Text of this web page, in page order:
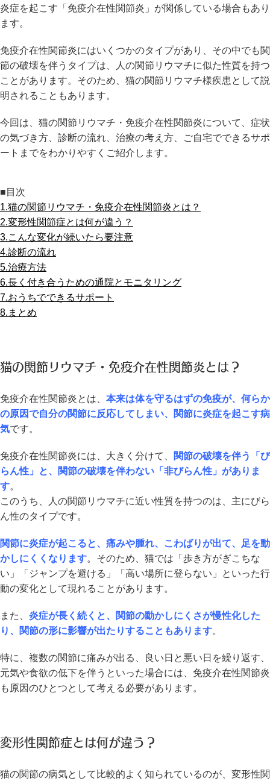
炎症を起こす「免疫介在性関節炎」が関係している場合もあり
ます。
免疫介在性関節炎にはいくつかのタイプがあり、その中でも関
節の破壊を伴うタイプは、人の関節リウマチに似た性質を持つ
ことがあります。そのため、猫の関節リウマチ様疾患として説
明されることもあります。
今回は、猫の関節リウマチ・免疫介在性関節炎について、症状
の気づき方、診断の流れ、治療の考え方、ご自宅でできるサポ
ートまでをわかりやすくご紹介します。
■目次
1.猫の関節リウマチ・免疫介在性関節炎とは？
2.変形性関節症とは何が違う？
3.こんな変化が続いたら要注意
4.診断の流れ
5.治療方法
6.長く付き合うための通院とモニタリング
7.おうちでできるサポート
8.まとめ
猫の関節リウマチ・免疫介在性関節炎とは？
免疫介在性関節炎とは、 本来は体を守るはずの免疫が、何らか
の原因で自分の関節に反応してしまい、関節に炎症を起こす病
気です。
免疫介在性関節炎には、大きく分けて、
関節の破壊を伴う「び
らん性」と、関節の破壊を伴わない「非びらん性」がありま
す。
このうち、人の関節リウマチに近い性質を持つのは、主にびら
ん性のタイプです。
関節に炎症が起こると、痛みや腫れ、こわばりが出て、足を動
かしにくくなります。そのため、猫では「歩き方がぎこちな
い」「ジャンプを避ける」「高い場所に登らない」といった行
動の変化として現れることがあります。
また、 炎症が長く続くと、関節の動かしにくさが慢性化した
り、関節の形に影響が出たりすることもあります。
特に、複数の関節に痛みが出る、良い日と悪い日を繰り返す、
元気や食欲の低下を伴うといった場合には、免疫介在性関節炎
も原因のひとつとして考える必要があります。
変形性関節症とは何が違う？
猫の関節の病気として比較的よく知られているのが、変形性関